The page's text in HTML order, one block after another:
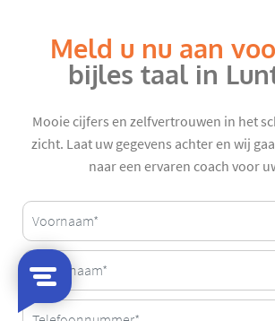
Meld u nu aan
bijles taal in
Mooie cijfers en zelfvertrouwen in het
zicht. Laat uw gegevens achter en wij
naar een ervaren coach voor